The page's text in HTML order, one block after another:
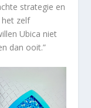
strategie en
het zelf
Ubica niet
dan ooit.”